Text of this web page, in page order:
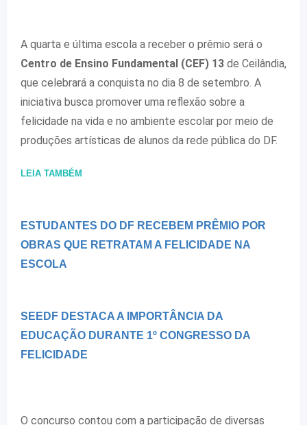
A quarta e última escola a receber o prêmio será o
Centro de Ensino Fundamental (CEF) 13 de Ceilândia,
que celebrará a conquista no dia 8 de setembro. A
iniciativa busca promover uma reflexão sobre a
felicidade na vida e no ambiente escolar por meio de
produções artísticas de alunos da rede pública do DF.
LEIA TAMBÉM
ESTUDANTES DO DF RECEBEM PRÊMIO POR
OBRAS QUE RETRATAM A FELICIDADE NA
ESCOLA
SEEDF DESTACA A IMPORTÂNCIA DA
EDUCAÇÃO DURANTE 1º CONGRESSO DA
FELICIDADE
O concurso contou com a participação de diversas